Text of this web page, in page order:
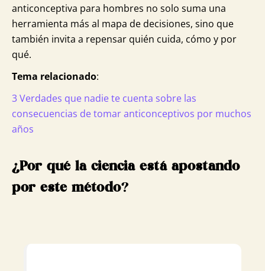
anticonceptiva para hombres no solo suma una
herramienta más al mapa de decisiones, sino que
también invita a repensar quién cuida, cómo y por
qué.
Tema relacionado:
3 Verdades que nadie te cuenta sobre las
consecuencias de tomar anticonceptivos por muchos
años
¿Por qué la ciencia está apostando
por este método?